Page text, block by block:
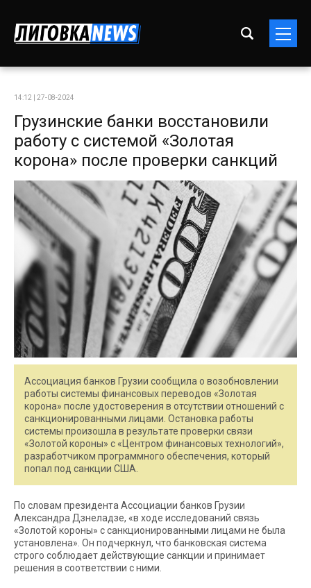
14:12 | 27-08-2024
Грузинские банки восстановили
работу с системой «Золотая
корона» после проверки санкций
Ассоциация банков Грузии сообщила о возобновлении
работы системы финансовых переводов «Золотая
корона» после удостоверения в отсутствии отношений с
санкционированными лицами. Остановка работы
системы произошла в результате проверки связи
«Золотой короны» с «Центром финансовых технологий»,
разработчиком программного обеспечения, который
попал под санкции США.
По словам президента Ассоциации банков Грузии
Александра Дзнеладзе, «в ходе исследований связь
«Золотой короны» с санкционированными лицами не была
установлена». Он подчеркнул, что банковская система
строго соблюдает действующие санкции и принимает
решения в соответствии с ними.